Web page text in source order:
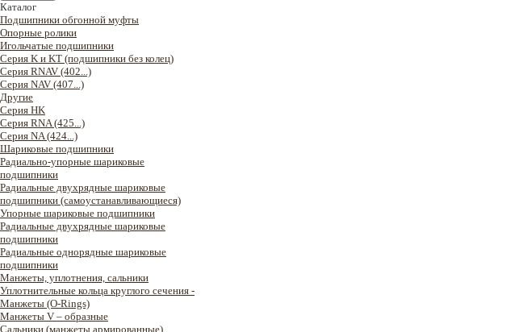
Каталог
Подшипники обгонной муфты
Опорные ролики
Игольчатые подшипники
Серия K и KT (подшипники без колец)
Серия RNAV (402...)
Серия NAV (407...)
Другие
Серия HK
Серия RNA (425...)
Серия NA (424...)
Шариковые подшипники
Радиально-упорные шариковые
подшипники
Радиальные двухрядные шариковые
подшипники (самоустанавливающиеся)
Упорные шариковые подшипники
Радиальные двухрядные шариковые
подшипники
Радиальные однорядные шариковые
подшипники
Манжеты, уплотнения, сальники
Уплотнительные кольца круглого сечения -
Манжеты (O-Rings)
Манжеты V – образные
Сальники (манжеты армированные)